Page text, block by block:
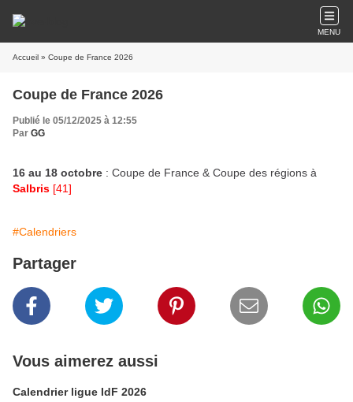
MENU
Accueil » Coupe de France 2026
Coupe de France 2026
Publié le 05/12/2025 à 12:55
Par GG
16 au 18 octobre : Coupe de France & Coupe des régions à
Salbris [41]
#Calendriers
Partager
Vous aimerez aussi
Calendrier ligue IdF 2026